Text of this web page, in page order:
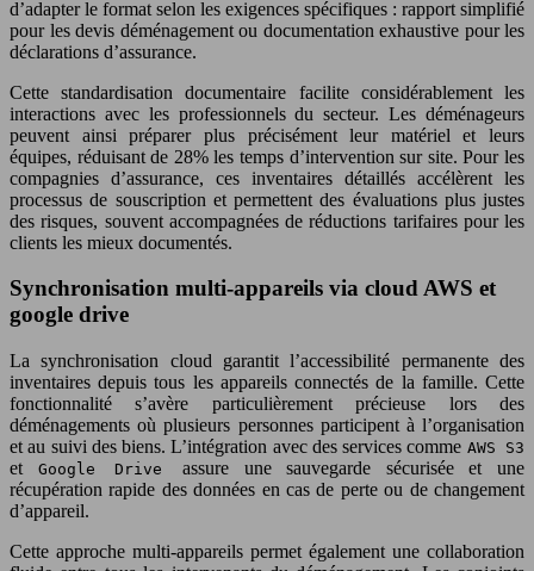
d’adapter le format selon les exigences spécifiques : rapport simplifié
pour les devis déménagement ou documentation exhaustive pour les
déclarations d’assurance.
Cette standardisation documentaire facilite considérablement les
interactions avec les professionnels du secteur. Les déménageurs
peuvent ainsi préparer plus précisément leur matériel et leurs
équipes, réduisant de 28% les temps d’intervention sur site. Pour les
compagnies d’assurance, ces inventaires détaillés accélèrent les
processus de souscription et permettent des évaluations plus justes
des risques, souvent accompagnées de réductions tarifaires pour les
clients les mieux documentés.
Synchronisation multi-appareils via cloud AWS et
google drive
La synchronisation cloud garantit l’accessibilité permanente des
inventaires depuis tous les appareils connectés de la famille. Cette
fonctionnalité s’avère particulièrement précieuse lors des
déménagements où plusieurs personnes participent à l’organisation
et au suivi des biens. L’intégration avec des services comme AWS S3
et Google Drive assure une sauvegarde sécurisée et une
récupération rapide des données en cas de perte ou de changement
d’appareil.
Cette approche multi-appareils permet également une collaboration